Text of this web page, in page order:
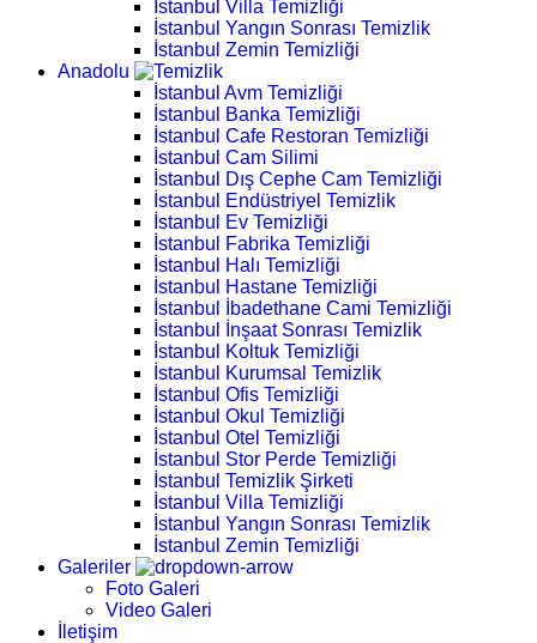
İstanbul Villa Temizliği
İstanbul Yangın Sonrası Temizlik
İstanbul Zemin Temizliği
Anadolu
İstanbul Avm Temizliği
İstanbul Banka Temizliği
İstanbul Cafe Restoran Temizliği
İstanbul Cam Silimi
İstanbul Dış Cephe Cam Temizliği
İstanbul Endüstriyel Temizlik
İstanbul Ev Temizliği
İstanbul Fabrika Temizliği
İstanbul Halı Temizliği
İstanbul Hastane Temizliği
İstanbul İbadethane Cami Temizliği
İstanbul İnşaat Sonrası Temizlik
İstanbul Koltuk Temizliği
İstanbul Kurumsal Temizlik
İstanbul Ofis Temizliği
İstanbul Okul Temizliği
İstanbul Otel Temizliği
İstanbul Stor Perde Temizliği
İstanbul Temizlik Şirketi
İstanbul Villa Temizliği
İstanbul Yangın Sonrası Temizlik
İstanbul Zemin Temizliği
Galeriler
Foto Galeri
Video Galeri
İletişim